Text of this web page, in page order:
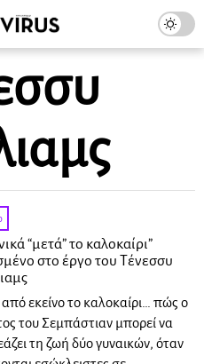
“μετά” το καλοκαίρι”
στο έργο του Τένεσσυ
εκείνο το καλοκαίρι… πώς ο
του Σεμπάστιαν μπορεί να
τη ζωή δύο γυναικών, όταν